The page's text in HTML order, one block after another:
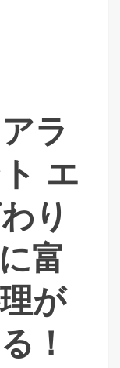
ラ
エ
り
富
が
！